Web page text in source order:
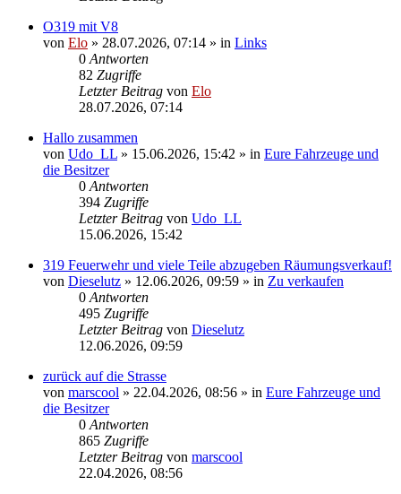
O319 mit V8
von Elo » 28.07.2026, 07:14 » in Links
0 Antworten
82 Zugriffe
Letzter Beitrag von Elo
28.07.2026, 07:14
Hallo zusammen
von Udo_LL » 15.06.2026, 15:42 » in Eure Fahrzeuge und
die Besitzer
0 Antworten
394 Zugriffe
Letzter Beitrag von Udo_LL
15.06.2026, 15:42
319 Feuerwehr und viele Teile abzugeben Räumungsverkauf!
von Dieselutz » 12.06.2026, 09:59 » in Zu verkaufen
0 Antworten
495 Zugriffe
Letzter Beitrag von Dieselutz
12.06.2026, 09:59
zurück auf die Strasse
von marscool » 22.04.2026, 08:56 » in Eure Fahrzeuge und
die Besitzer
0 Antworten
865 Zugriffe
Letzter Beitrag von marscool
22.04.2026, 08:56